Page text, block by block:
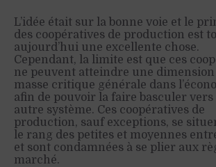
L’idée était sur la bonne voie et le
des coopératives de production est
aujourd’hui une excellente chose.
Cependant, la limite est que ces
ne peuvent atteindre une dimension
masse critique générale dans
afin de pouvoir la faire basculer vers
autre système. Ces coopératives de
production, sauf exceptions, se
le rang des petites et moyennes
et sont condamnées à se plier aux
marché.